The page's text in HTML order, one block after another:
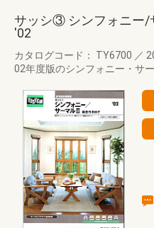
サッシ③ シンフォニー/
'02
カタログコード： TY6700 ／
02年度版のシンフォニー・サ